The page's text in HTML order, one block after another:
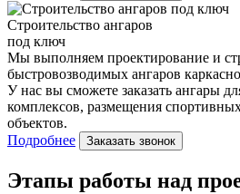
Строительство ангаров
под ключ
Мы выполняем проектирование и
быстровозводимых ангаров
У нас вы сможете заказать ангары
комплексов, размещения
объектов.
Подробнее
Заказать звонок
Этапы работы над